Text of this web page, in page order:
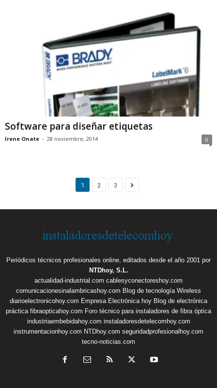
Software para diseñar etiquetas
Irene Onate - 28 noviembre, 2014 0
1 2 3
Periódicos técnicos profesionales online, editados desde el año 2001 por
NTDhoy, S.L.
actualidad-industrial.com cablesyconectoreshoy.com
comunicacionesinalambricashoy.com Blog de tecnología Wireless
diarioelectronicohoy.com Empresa Electrónica hoy Blog de electrónica
práctica fibraopticahoy.com Foro técnico para instaladores de fibra óptica
industriaembebidahoy.com instaladoresdetelecomhoy.com
instrumentacionhoy.com NTDhoy.com seguridadprofesionalhoy.com
tecno-noticias.com